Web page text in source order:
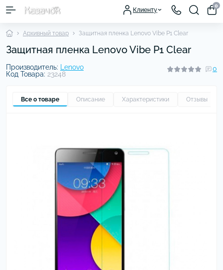
Клиенту
0
Архивный товар Защитная пленка Lenovo Vibe P1 Clear
Защитная пленка Lenovo Vibe P1 Clear
Производитель:
Lenovo
Код Товара: 23248
0
Все о товаре Описание Характеристики Отзывы